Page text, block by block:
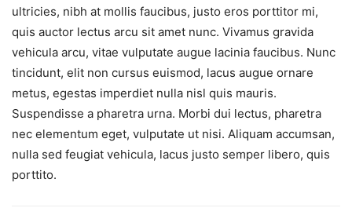
ultricies, nibh at mollis faucibus, justo eros porttitor mi,
quis auctor lectus arcu sit amet nunc. Vivamus gravida
vehicula arcu, vitae vulputate augue lacinia faucibus. Nunc
tincidunt, elit non cursus euismod, lacus augue ornare
metus, egestas imperdiet nulla nisl quis mauris.
Suspendisse a pharetra urna. Morbi dui lectus, pharetra
nec elementum eget, vulputate ut nisi. Aliquam accumsan,
nulla sed feugiat vehicula, lacus justo semper libero, quis
porttito.